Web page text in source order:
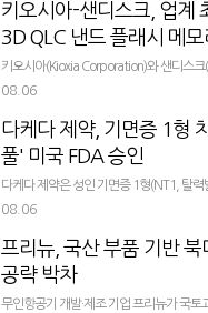
하량이 기록적인 성장세를...
키오시아-샌디스크, 업계
3D QLC 낸드 플래시 메
키오시아(Kioxia Corporation)와 샌디스
가 차세대 쿼드레벨셀(Quad-Level-Cell,
08.06
다케다 제약, 기면증 1형
풀' 미국 FDA 승인
다케다 제약은 성인 기면증 1형(NT1, 탈력
제 '오르제풀(Oveporexton)'이 미국 식품
작...
08.06
프리뉴, 국산 부품 기반 북
공략 박차
무인항공기 개발·제조 기업 프리뉴가 국토